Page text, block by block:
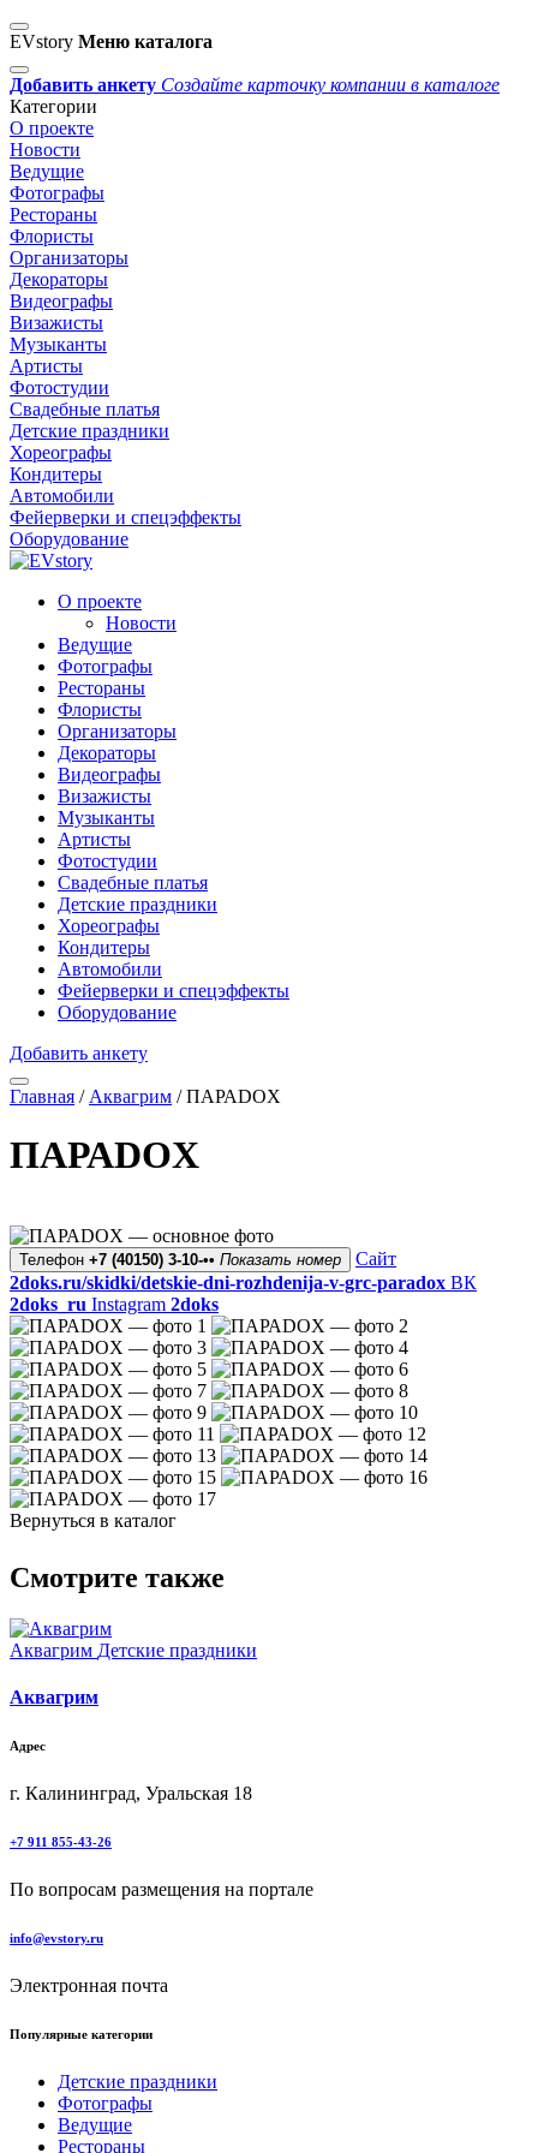
EVstory Меню каталога
Добавить анкету Создайте карточку компании в каталоге
Категории
О проекте
Новости
Ведущие
Фотографы
Рестораны
Флористы
Организаторы
Декораторы
Видеографы
Визажисты
Музыканты
Артисты
Фотостудии
Свадебные платья
Детские праздники
Хореографы
Кондитеры
Автомобили
Фейерверки и спецэффекты
Оборудование
О проекте
Новости
Ведущие
Фотографы
Рестораны
Флористы
Организаторы
Декораторы
Видеографы
Визажисты
Музыканты
Артисты
Фотостудии
Свадебные платья
Детские праздники
Хореографы
Кондитеры
Автомобили
Фейерверки и спецэффекты
Оборудование
Добавить анкету
Главная / Аквагрим / ПАРАDOX
ПАРАDOX
Телефон +7 (40150) 3-10-•• Показать номер
Сайт
2doks.ru/skidki/detskie-dni-rozhdenija-v-grc-paradox ВК
2doks_ru Instagram 2doks
Вернуться в каталог
Смотрите также
Аквагрим Детские праздники
Аквагрим
Адрес
г. Калининград, Уральская 18
+7 911 855-43-26
По вопросам размещения на портале
info@evstory.ru
Электронная почта
Популярные категории
Детские праздники
Фотографы
Ведущие
Рестораны